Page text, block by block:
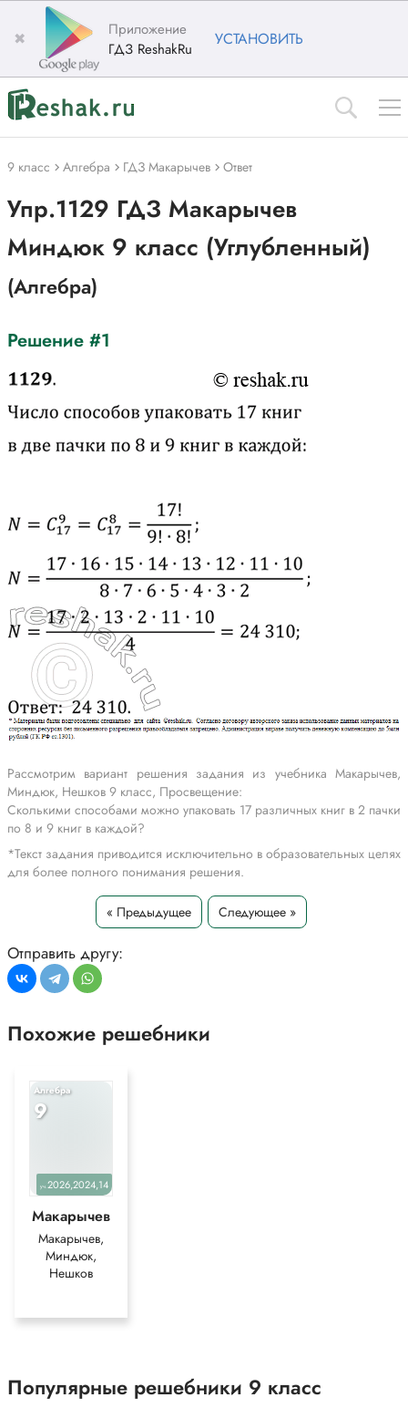
✖
Приложение
ГДЗ ReshakRu
УСТАНОВИТЬ
9 класс Алгебра ГДЗ Макарычев Ответ
Упр.1129 ГДЗ Макарычев
Миндюк 9 класс (Углубленный)
(Алгебра)
Решение #1
Рассмотрим вариант решения задания из учебника Макарычев,
Миндюк, Нешков 9 класс, Просвещение:
Сколькими способами можно упаковать 17 различных книг в 2 пачки
по 8 и 9 книг в каждой?
*Текст задания приводится исключительно в образовательных целях
для более полного понимания решения.
« Предыдущее Следующее »
Отправить другу:
Похожие решебники
Алгебра
9
уч.2026,2024,14
Макарычев
Макарычев,
Миндюк,
Нешков
Популярные решебники 9 класс